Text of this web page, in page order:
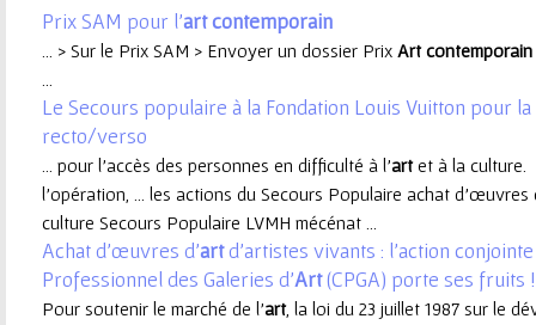
r
e
u
r
Prix SAM pour l'artcontemporain
... > Sur le Prix SAM > Envoyer un dossier Prix Art contemporain
Le Secours populaire à la Fondation Louis Vuitton pour
recto/verso
... pour l’accès des personnes en difficulté à l’artet à la
l’opération, ... les actions du Secours Populaire achat d’œuvres
culture Secours Populaire LVMH mécénat ...
Achat d’œuvres d’artd’artistes vivants : l’action
Professionnel des Galeries d’Art(CPGA) porte ses fruits !
Pour soutenir le marché de l’art, la loi du 23 juillet 1987 sur le